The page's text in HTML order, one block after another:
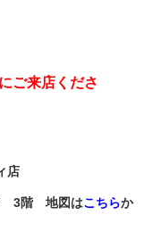
ご来店くださ
店
3階 地図はこちらか